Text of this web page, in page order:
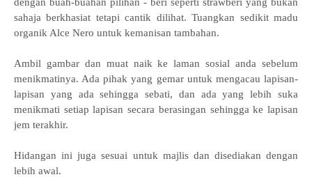
sahaja berkhasiat tetapi cantik dilihat. Tuangkan sedikit madu
organik Alce Nero untuk kemanisan tambahan.
Ambil gambar dan muat naik ke laman sosial anda sebelum
menikmatinya. Ada pihak yang gemar untuk mengacau lapisan-
lapisan yang ada sehingga sebati, dan ada yang lebih suka
menikmati setiap lapisan secara berasingan sehingga ke lapisan
jem terakhir.
Hidangan ini juga sesuai untuk majlis dan disediakan dengan
lebih awal.